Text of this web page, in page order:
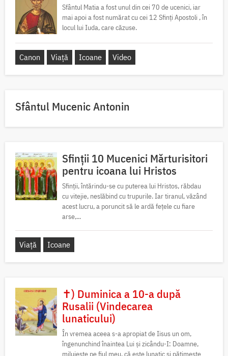
Sfântul Matia a fost unul din cei 70 de ucenici, iar
mai apoi a fost numărat cu cei 12 Sfinți Apostoli , în
locul lui Iuda, care căzuse.
Canon Viață Icoane Video
Sfântul Mucenic Antonin
Sfinții 10 Mucenici Mărturisitori
pentru icoana lui Hristos
Sfinții, întărindu-se cu puterea lui Hristos, răbdau
cu vitejie, neslăbind cu trupurile. Iar tiranul, văzând
acest lucru, a poruncit să le ardă fețele cu fiare
arse,...
Viață Icoane
✝) Duminica a 10-a după
Rusalii (Vindecarea
lunaticului)
În vremea aceea s-a apropiat de Iisus un om,
îngenunchind înaintea Lui și zicându-I: Doamne,
miluiește pe fiul meu, că este lunatic și pătimește